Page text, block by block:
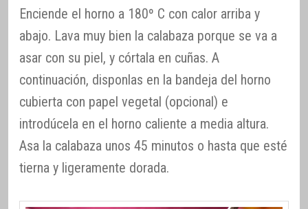
Enciende el horno a 180º C con calor arriba y
abajo. Lava muy bien la calabaza porque se va a
asar con su piel, y córtala en cuñas. A
continuación, disponlas en la bandeja del horno
cubierta con papel vegetal (opcional) e
introdúcela en el horno caliente a media altura.
Asa la calabaza unos 45 minutos o hasta que esté
tierna y ligeramente dorada.